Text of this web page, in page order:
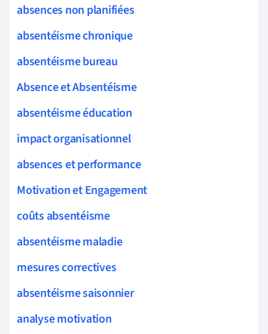
absences non planifiées
absentéisme chronique
absentéisme bureau
Absence et Absentéisme
absentéisme éducation
impact organisationnel
absences et performance
Motivation et Engagement
coûts absentéisme
absentéisme maladie
mesures correctives
absentéisme saisonnier
analyse motivation